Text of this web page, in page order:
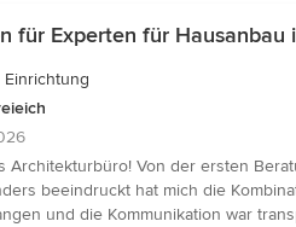
für Experten für Hausanbau
Architekturbüro! Von der ersten
beeindruckt hat mich die
und die Kommunikation war